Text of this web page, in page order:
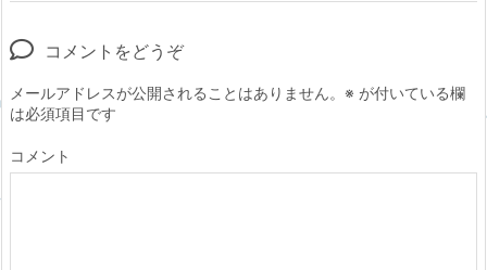
コメントをどうぞ
メールアドレスが公開されることはありません。 ※ が付いている欄
は必須項目です
コメント